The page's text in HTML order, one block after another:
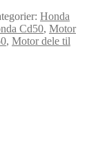
Honda
Cd50, Motor
, Motor dele til